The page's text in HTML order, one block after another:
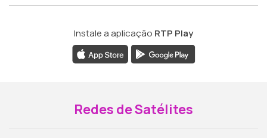
Instale a aplicação RTP Play
Redes de Satélites